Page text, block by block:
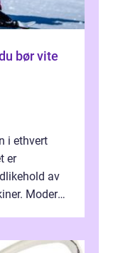
bør vite
i ethvert
er
av
Moderne